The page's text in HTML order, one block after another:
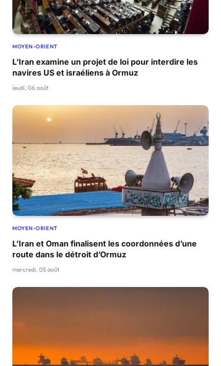
MOYEN-ORIENT
L’Iran examine un projet de loi pour interdire les
navires US et israéliens à Ormuz
jeudi, 06 août
MOYEN-ORIENT
L’Iran et Oman finalisent les coordonnées d’une
route dans le détroit d’Ormuz
mercredi, 05 août